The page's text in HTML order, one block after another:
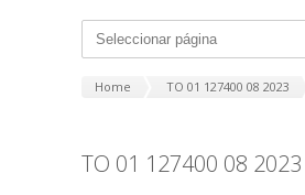
Home TO 01 127400 08 2023
TO 01 127400 08 2023